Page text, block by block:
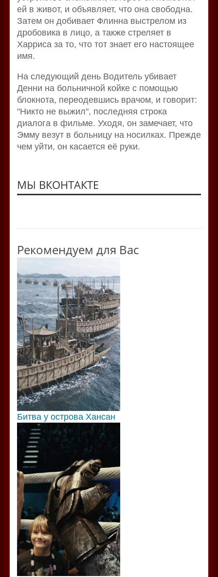
ей в живот, и объявляет, что она свободна.
Затем он добивает Флинна выстрелом из
дробовика в лицо, а также стреляет в
Харриса за то, что тот знает его настоящее
имя.
На следующий день Водитель убивает
Денни на больничной койке с помощью
блокнота, переодевшись врачом, и говорит:
"Никто не выжил", последняя строка
диалога в фильме. Уходя, он замечает, что
Эмму везут в больницу на носилках. Прежде
чем уйти, он касается её руки.
МЫ ВКОНТАКТЕ
Рекомендуем для Вас
Битва у острова Хансан